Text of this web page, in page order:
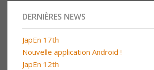
DERNIÈRES NEWS
JapEn 17th
Nouvelle application Android !
JapEn 12th